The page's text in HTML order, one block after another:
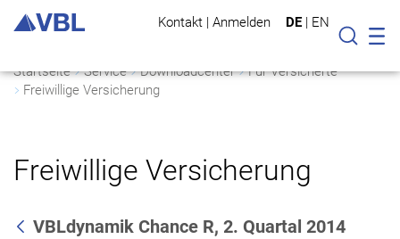
Kontakt | Anmelden DE | EN
Suche
Startseite Service Downloadcenter
Für Versicherte
Freiwillige Versicherung
Freiwillige Versicherung
VBLdynamik Chance R, 2. Quartal 2014